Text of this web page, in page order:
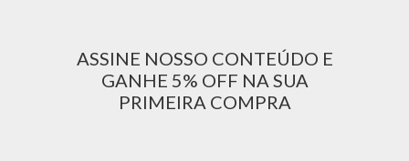
ASSINE NOSSO CONTEÚDO E
GANHE 5% OFF NA SUA
PRIMEIRA COMPRA